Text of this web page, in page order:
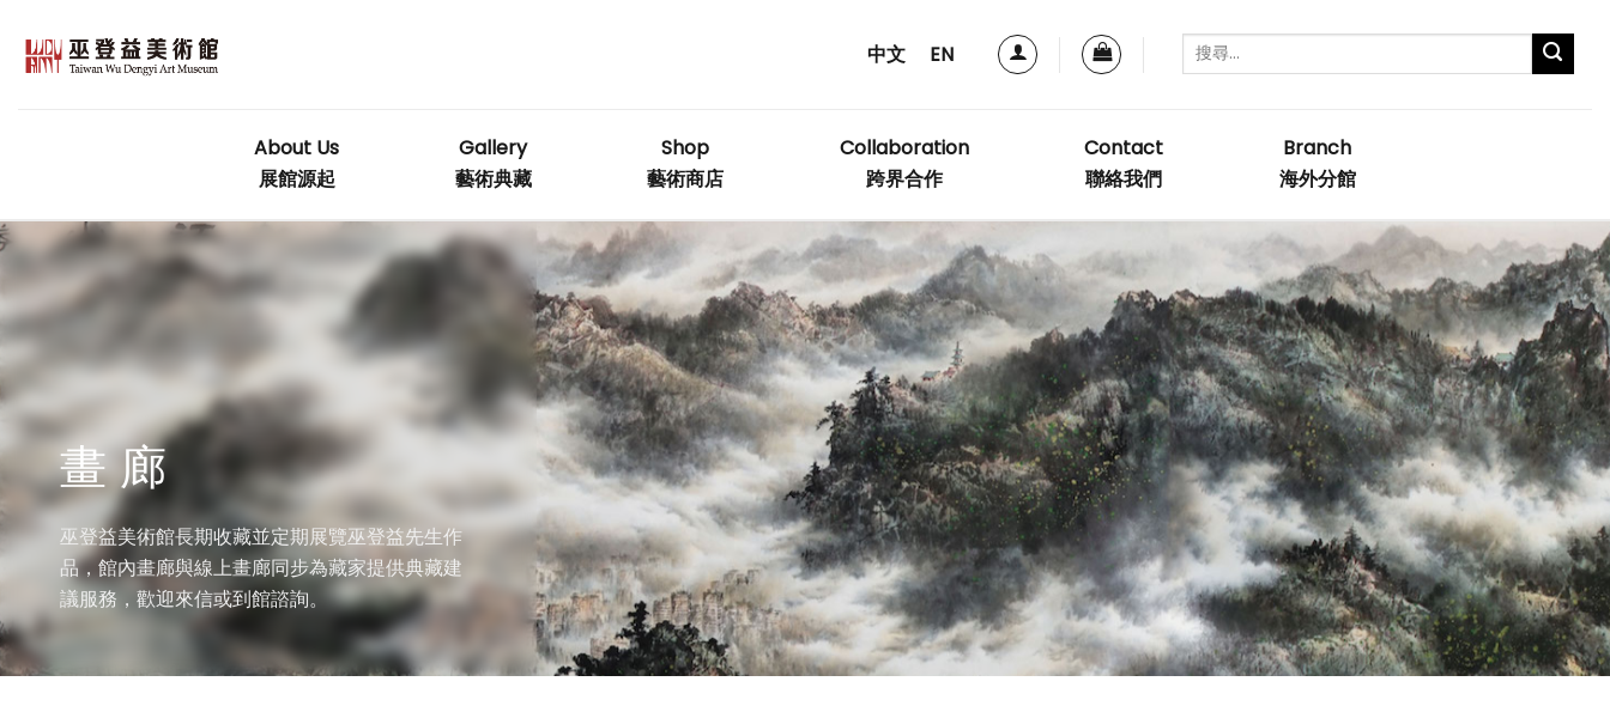
content
中文 EN
About Us
展館源起
Gallery
藝術典藏
Shop
藝術商店
Collaboration
跨界合作
Contact
聯絡我們
Branch
海外分館
畫 廊
巫登益美術館長期收藏並定期展覽巫登益先生作
品，館內畫廊與線上畫廊同步為藏家提供典藏建
議服務，歡迎來信或到館諮詢。